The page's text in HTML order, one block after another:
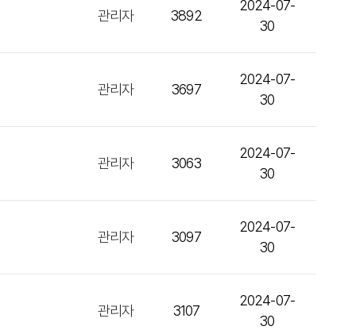
관리자 3892
2024-07-
30
관리자 3697
2024-07-
30
관리자 3063
2024-07-
30
관리자 3097
2024-07-
30
관리자 3107
2024-07-
30